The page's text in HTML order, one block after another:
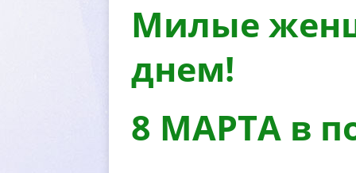
Милые
днем!
8 МАРТА в